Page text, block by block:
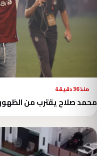
منذ 36 دقيقة
محمد صلاح يقترب من